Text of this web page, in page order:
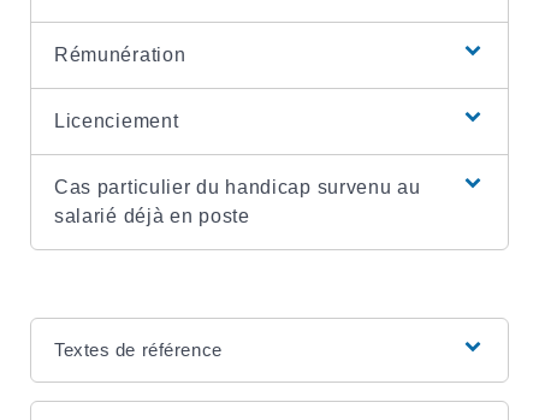
Rémunération
Licenciement
Cas particulier du handicap survenu au
salarié déjà en poste
Textes de référence